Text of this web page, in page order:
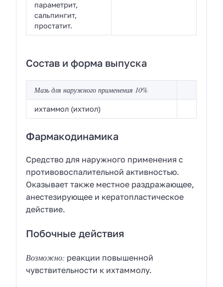
параметрит,
сальпингит,
простатит.
Состав и форма выпуска
Мазь для наружного применения 10%
ихтаммол (ихтиол)
Фармакодинамика
Средство для наружного применения с
противовоспалительной активностью.
Оказывает также местное раздражающее,
анестезирующее и кератопластическое
действие.
Побочные действия
Возможно: реакции повышенной
чувствительности к ихтаммолу.